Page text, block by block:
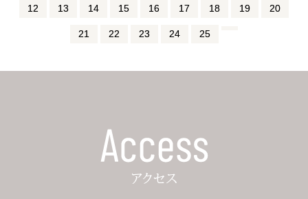
12 13 14 15 16 17 18 19 20
21 22 23 24 25